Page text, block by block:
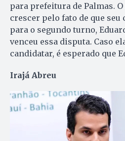
para prefeitura de Palmas.
crescer pelo fato de que seu
para o segundo turno,
venceu essa disputa. Caso
candidatar, é esperado que
Irajá Abreu